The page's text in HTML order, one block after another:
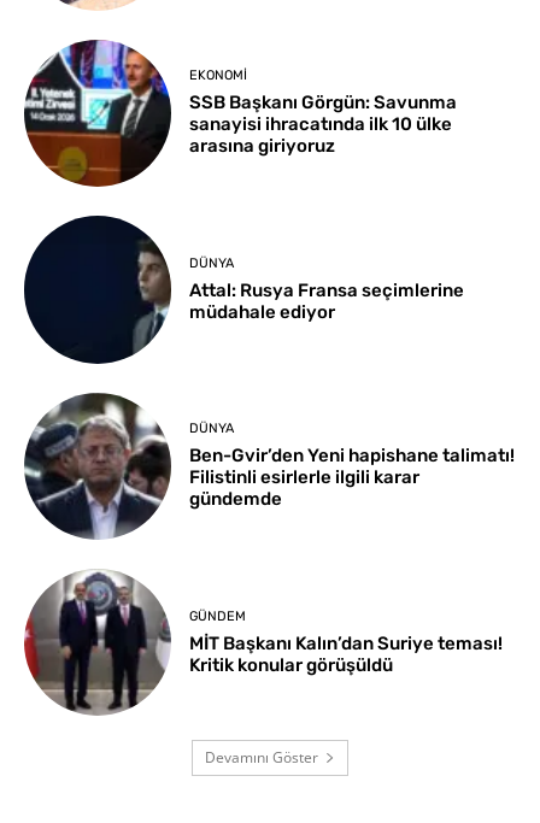
EKONOMI
SSB Başkanı Görgün: Savunma
sanayisi ihracatında ilk 10 ülke
arasına giriyoruz
DÜNYA
Attal: Rusya Fransa seçimlerine
müdahale ediyor
DÜNYA
Ben-Gvir’den Yeni hapishane talimatı!
Filistinli esirlerle ilgili karar
gündemde
GÜNDEM
MİT Başkanı Kalın’dan Suriye teması!
Kritik konular görüşüldü
Devamını Göster